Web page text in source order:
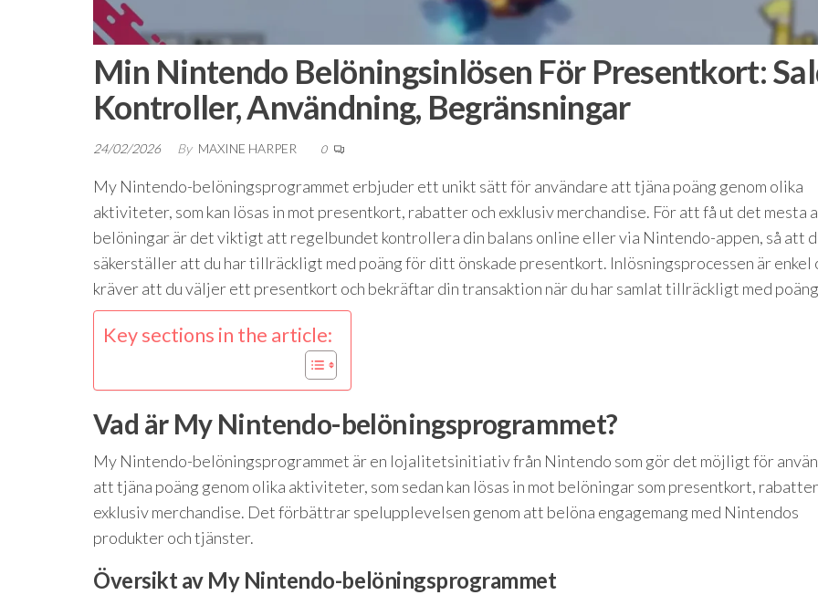
Min Nintendo Belöningsinlösen För Presentkort:
Kontroller, Användning, Begränsningar
24/02/2026 By MAXINE HARPER 0
My Nintendo-belöningsprogrammet erbjuder ett unikt sätt för användare att tjäna poäng genom olika
aktiviteter, som kan lösas in mot presentkort, rabatter och exklusiv merchandise. För att få ut det mesta
belöningar är det viktigt att regelbundet kontrollera din balans online eller via Nintendo-appen, så att
säkerställer att du har tillräckligt med poäng för ditt önskade presentkort. Inlösningsprocessen är enkel
kräver att du väljer ett presentkort och bekräftar din transaktion när du har samlat tillräckligt med
Key sections in the article:
Vad är My Nintendo-belöningsprogrammet?
My Nintendo-belöningsprogrammet är en lojalitetsinitiativ från Nintendo som gör det möjligt för
att tjäna poäng genom olika aktiviteter, som sedan kan lösas in mot belöningar som presentkort,
exklusiv merchandise. Det förbättrar spelupplevelsen genom att belöna engagemang med Nintendos
produkter och tjänster.
Översikt av My Nintendo-belöningsprogrammet